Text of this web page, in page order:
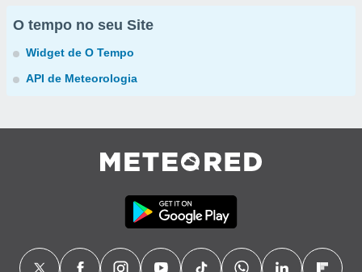
O tempo no seu Site
Widget de O Tempo
API de Meteorologia